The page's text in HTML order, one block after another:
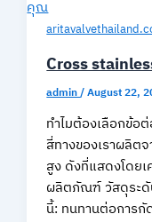
Cross
admin/August 22,
ทำไมต้องเลือกข้อ
สี่ทางของเราผลิต
สูง ดังที่แสดงโดย
ผลิตภัณฑ์ วัสดุระดั
นี้: ทนทานต่อการ